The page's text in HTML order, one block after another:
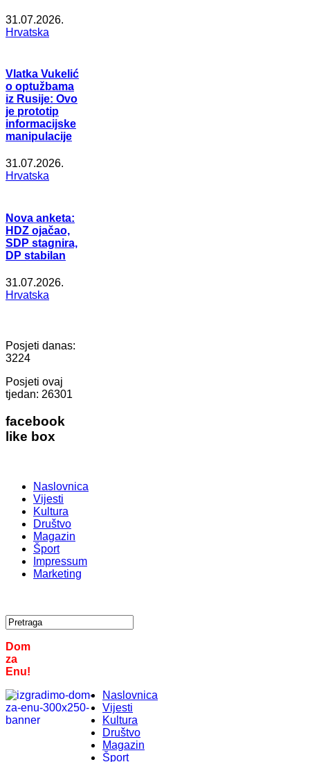
31.07.2026.
Hrvatska
Vlatka Vukelić
o optužbama
iz Rusije: Ovo
je prototip
informacijske
manipulacije
31.07.2026.
Hrvatska
Nova anketa:
HDZ ojačao,
SDP stagnira,
DP stabilan
31.07.2026.
Hrvatska
Posjeti danas:
3224
Posjeti ovaj
tjedan: 26301
facebook
like box
Naslovnica
Vijesti
Kultura
Društvo
Magazin
Šport
Impressum
Marketing
Dom
za
Enu!
Naslovnica
Vijesti
Kultura
Društvo
Magazin
Šport